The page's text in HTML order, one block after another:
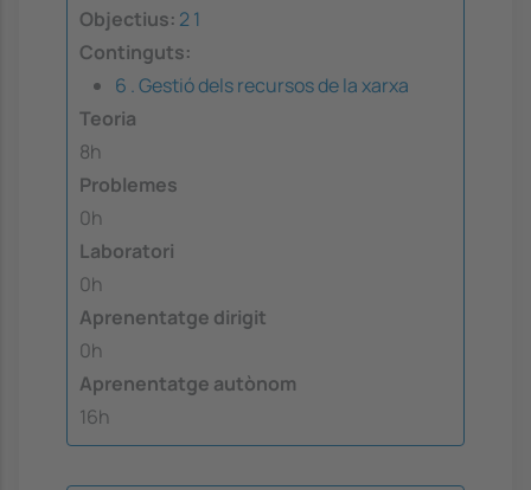
Objectius: 21
Continguts:
6 . Gestió dels recursos de la xarxa
Teoria
8h
Problemes
0h
Laboratori
0h
Aprenentatge dirigit
0h
Aprenentatge autònom
16h